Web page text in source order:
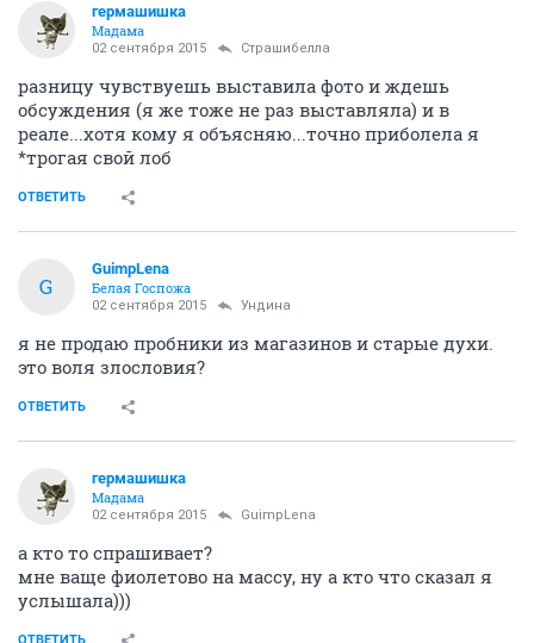
гермашишка
Мадама
02 сентября 2015 Страшибелла
разницу чувствуешь выставила фото и ждешь
обсуждения (я же тоже не раз выставляла) и в
реале...хотя кому я объясняю...точно приболела я
*трогая свой лоб
ОТВЕТИТЬ
G
GuimpLena
Белая Госпожа
02 сентября 2015 Ундинa
я не продаю пробники из магазинов и старые духи.
это воля злословия?
ОТВЕТИТЬ
гермашишка
Мадама
02 сентября 2015 GuimpLena
а кто то спрашивает?
мне ваще фиолетово на массу, ну а кто что сказал я
услышала)))
ОТВЕТИТЬ